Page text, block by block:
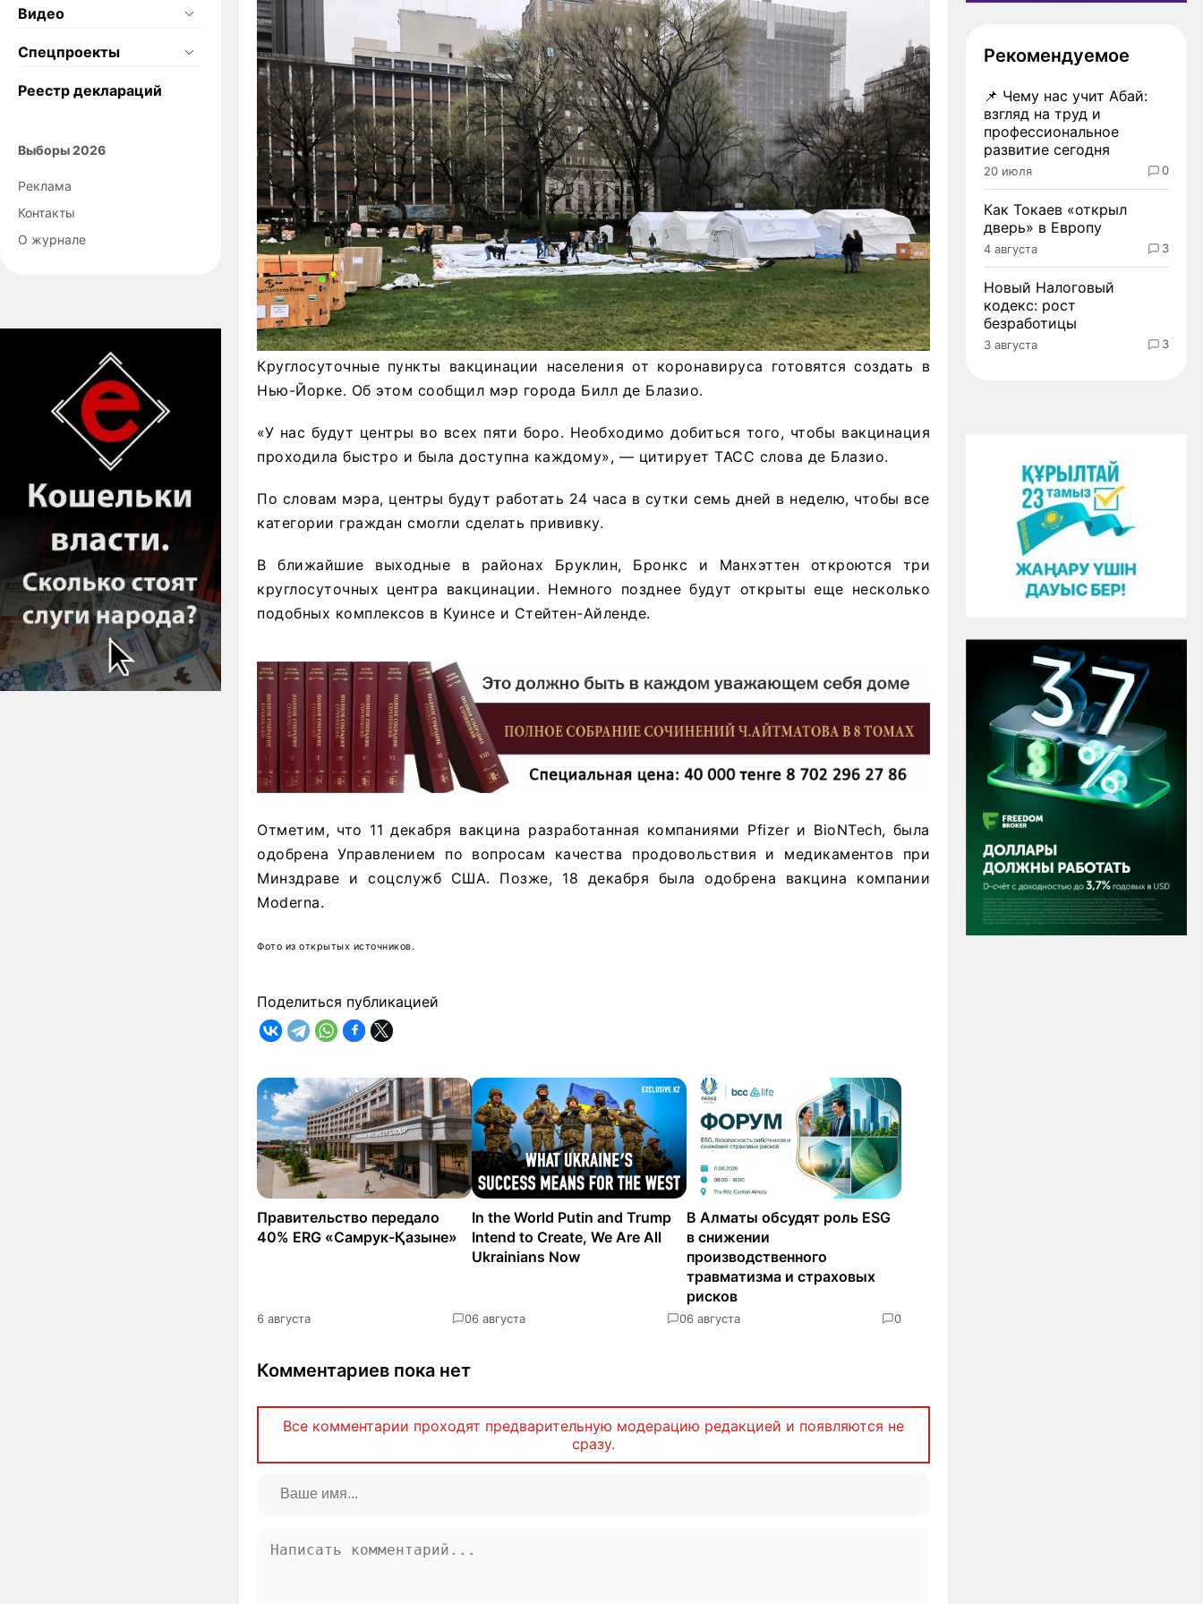
Видео
Спецпроекты
Реестр деклараций
Выборы 2026
Реклама
Контакты
О журнале
Круглосуточные пункты вакцинации населения от коронавируса готовятся создать в
Нью-Йорке. Об этом сообщил мэр города Билл де Блазио.
«У нас будут центры во всех пяти боро. Необходимо добиться того, чтобы вакцинация
проходила быстро и была доступна каждому», — цитирует ТАСС слова де Блазио.
По словам мэра, центры будут работать 24 часа в сутки семь дней в неделю, чтобы все
категории граждан смогли сделать прививку.
В ближайшие выходные в районах Бруклин, Бронкс и Манхэттен откроются три
круглосуточных центра вакцинации. Немного позднее будут открыты еще несколько
подобных комплексов в Куинсе и Стейтен-Айленде.
Отметим, что 11 декабря вакцина разработанная компаниями Pfizer и BioNTech, была
одобрена Управлением по вопросам качества продовольствия и медикаментов при
Минздраве и соцслужб США. Позже, 18 декабря была одобрена вакцина компании
Moderna.
Фото из открытых источников.
Поделиться публикацией
Правительство передало
40% ERG «Самрук-Қазыне»
6 августа 0
In the World Putin and Trump
Intend to Create, We Are All
Ukrainians Now
6 августа 0
В Алматы обсудят роль ESG
в снижении
производственного
травматизма и страховых
рисков
6 августа 0
Комментариев пока нет
Все комментарии проходят предварительную модерацию редакцией и появляются не
сразу.
Рекомендуемое
📌 Чему нас учит Абай:
взгляд на труд и
профессиональное
развитие сегодня
20 июля 0
Как Токаев «открыл
дверь» в Европу
4 августа 3
Новый Налоговый
кодекс: рост
безработицы
3 августа 3